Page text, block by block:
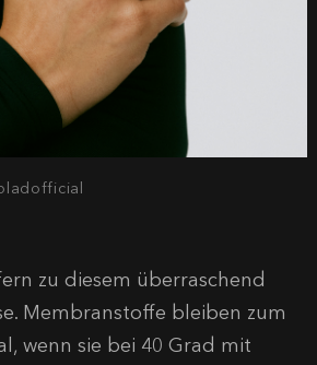
zu diesem überraschend
Membranstoffe bleiben zum
wenn sie bei 40 Grad mit